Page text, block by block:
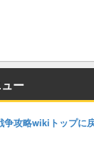
ー
攻略wikiトップに